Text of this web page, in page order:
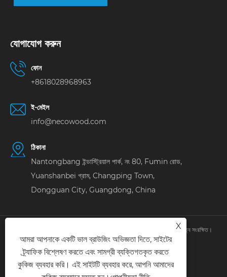
যোগাযোগ করুন
ফোন
+8618028968963
ই-মেইল
info@necowood.com
ঠিকানা
Nantongbang ইন্ডাস্ট্রিয়াল পার্ক, নং 80, Fumin রোড,
Yuanshanbei গ্রাম, Changping Town,
Dongguan City, Guangdong, China
কপিরাইট © 2025 ডংগুয়ান লিনহং বিল্ডিং ডেকোরেশন ম্যাটেরিয়াল কোং, লিমিটেড। সর্বস্বত্ব সংরক্ষিত।
Sitemap গোপনীয়তা নীতি
X
আমরা আপনাকে একটি ভাল ব্রাউজিং অভিজ্ঞতা দিতে, সাইটের
ট্র্যাফিক বিশ্লেষণ করতে এবং সামগ্রী ব্যক্তিগতকৃত করতে
কুকিজ ব্যবহার করি। এই সাইটটি ব্যবহার করে, আপনি আমাদের